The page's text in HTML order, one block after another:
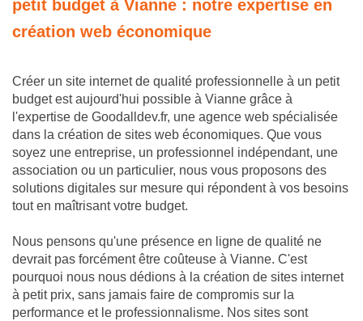
petit budget à Vianne : notre expertise en
création web économique
Créer un site internet de qualité professionnelle à un petit
budget est aujourd'hui possible à Vianne grâce à
l'expertise de Goodalldev.fr, une agence web spécialisée
dans la création de sites web économiques. Que vous
soyez une entreprise, un professionnel indépendant, une
association ou un particulier, nous vous proposons des
solutions digitales sur mesure qui répondent à vos besoins
tout en maîtrisant votre budget.
Nous pensons qu'une présence en ligne de qualité ne
devrait pas forcément être coûteuse à Vianne. C'est
pourquoi nous nous dédions à la création de sites internet
à petit prix, sans jamais faire de compromis sur la
performance et le professionnalisme. Nos sites sont